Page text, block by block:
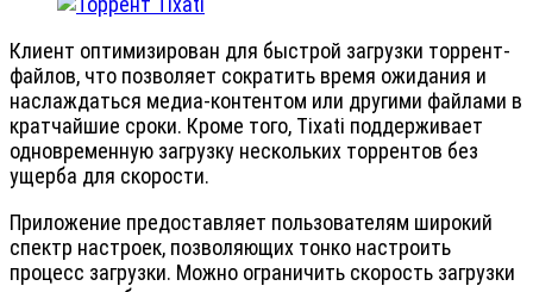
Клиент оптимизирован для быстрой загрузки торрент-
файлов, что позволяет сократить время ожидания и
наслаждаться медиа-контентом или другими файлами в
кратчайшие сроки. Кроме того, Tixati поддерживает
одновременную загрузку нескольких торрентов без
ущерба для скорости.
Приложение предоставляет пользователям широкий
спектр настроек, позволяющих тонко настроить
процесс загрузки. Можно ограничить скорость загрузки